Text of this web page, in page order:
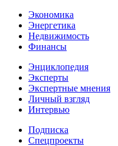
Экономика
Энергетика
Недвижимость
Финансы
Энциклопедия
Эксперты
Экспертные мнения
Личный взгляд
Интервью
Подписка
Спецпроекты